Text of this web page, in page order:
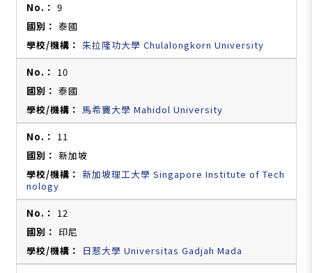
9
泰國
朱拉隆功大學 Chulalongkorn University
10
泰國
馬希竇大學 Mahidol University
11
新加坡
新加坡理工大學 Singapore Institute of Tech
nology
12
印尼
日惹大學 Universitas Gadjah Mada